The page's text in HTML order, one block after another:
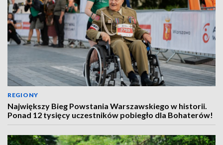
REGIONY
Największy Bieg Powstania Warszawskiego w historii.
Ponad 12 tysięcy uczestników pobiegło dla Bohaterów!